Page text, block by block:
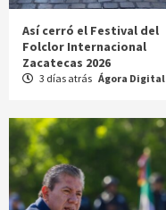
Así cerró el Festival del
Folclor Internacional
Zacatecas 2026
3 días atrás Ágora Digital